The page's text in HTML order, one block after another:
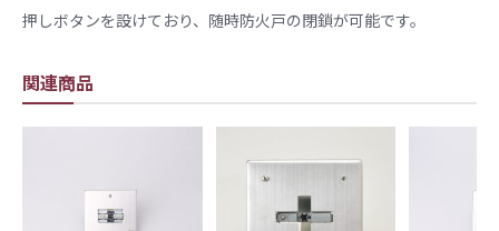
関連商品
押しボタンを設けており、随時防火戸の閉鎖が可能です。​